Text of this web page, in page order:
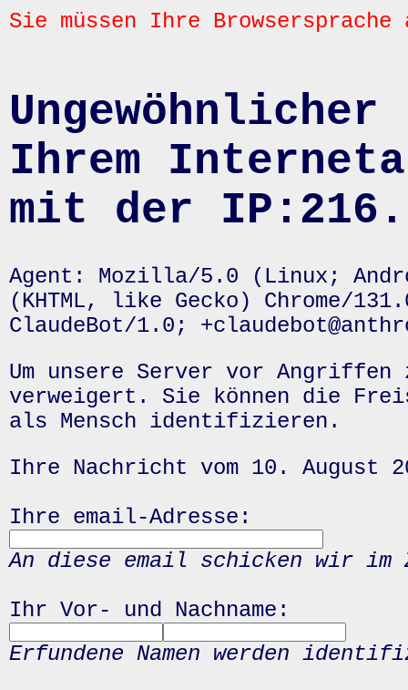
Sie müssen Ihre
Ihrem
mit der
Agent: Mozilla/5.0 (Linux;
(KHTML, like Gecko) Chrome/
ClaudeBot/1.0;
Um unsere Server vor
verweigert. Sie können die
als Mensch identifizieren.
Ihre Nachricht vom 10. August
Ihre email-Adresse:
An diese email schicken wir
Ihr Vor- und Nachname:
Erfundene Namen werden